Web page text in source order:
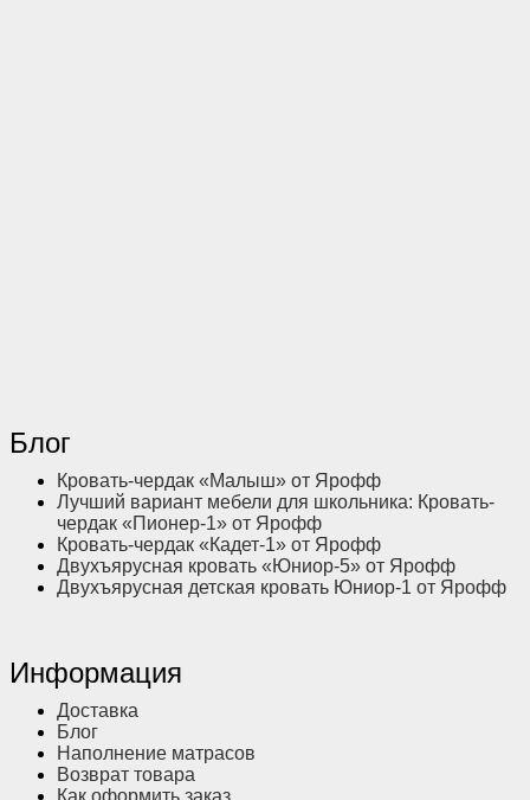
Блог
Кровать-чердак «Малыш» от Ярофф
Лучший вариант мебели для школьника: Кровать-
чердак «Пионер-1» от Ярофф
Кровать-чердак «Кадет-1» от Ярофф
Двухъярусная кровать «Юниор-5» от Ярофф
Двухъярусная детская кровать Юниор-1 от Ярофф
Информация
Доставка
Блог
Наполнение матрасов
Возврат товара
Как оформить заказ